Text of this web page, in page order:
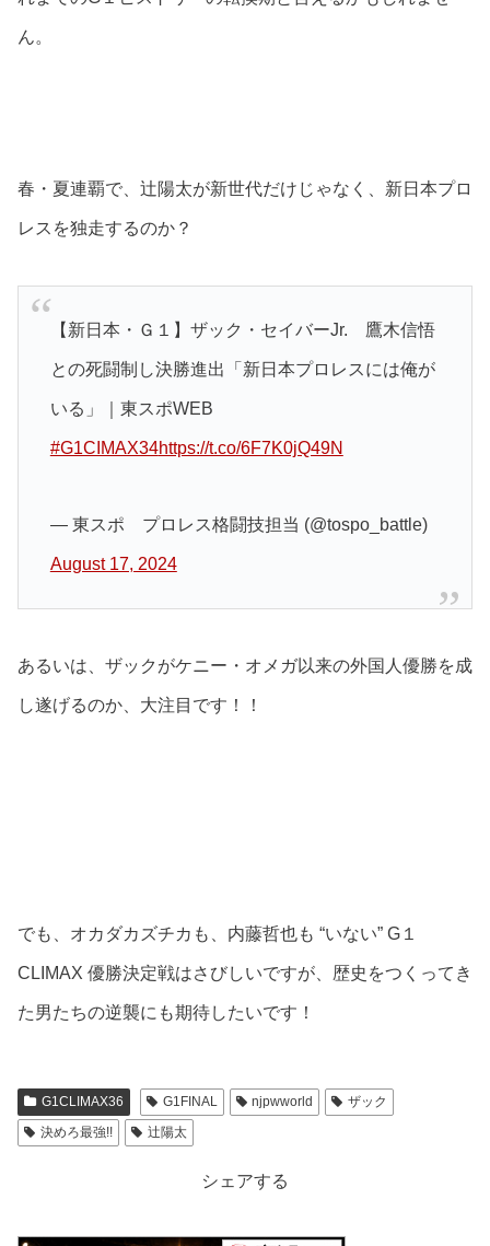
ん。
春・夏連覇で、辻陽太が新世代だけじゃなく、新日本プロ
レスを独走するのか？
【新日本・Ｇ１】ザック・セイバーJr. 鷹木信悟
との死闘制し決勝進出「新日本プロレスには俺が
いる」｜東スポWEB
#G1CIMAX34https://t.co/6F7K0jQ49N
— 東スポ プロレス格闘技担当 (@tospo_battle)
August 17, 2024
あるいは、ザックがケニー・オメガ以来の外国人優勝を成
し遂げるのか、大注目です！！
でも、オカダカズチカも、内藤哲也も “いない” G１
CLIMAX 優勝決定戦はさびしいですが、歴史をつくってき
た男たちの逆襲にも期待したいです！
G1CLIMAX36 G1FINAL njpwworld
ザック
決めろ最強!!
辻陽太
シェアする